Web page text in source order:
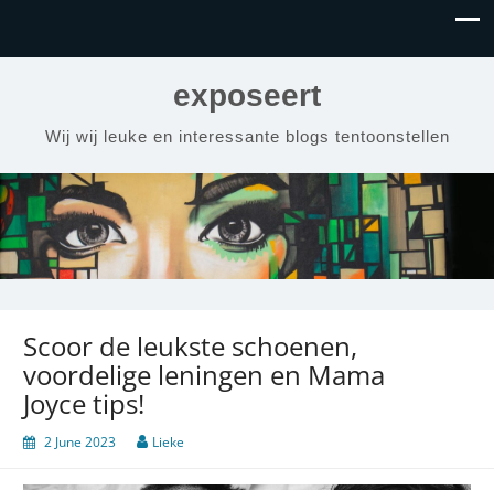
exposeert
Wij wij leuke en interessante blogs tentoonstellen
Scoor de leukste schoenen,
voordelige leningen en Mama
Joyce tips!
2 June 2023 Lieke